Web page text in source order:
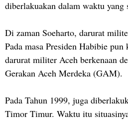
diberlakuakan dalam waktu yang
Di zaman Soeharto, darurat
Pada masa Presiden Habibie
darurat militer Aceh berkenaan
Gerakan Aceh Merdeka (GAM).
Pada Tahun 1999, juga
Timor Timur. Waktu itu